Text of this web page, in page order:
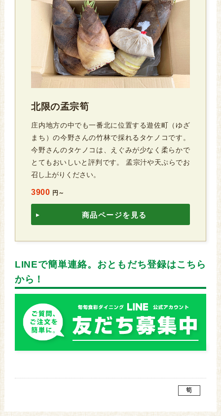
北限の孟宗筍
庄内地方の中でも一番北に位置する遊佐町（ゆざ
まち）の今野さんの竹林で採れるタケノコです。
今野さんのタケノコは、えぐみが少なく柔らかで
とてもおいしいと評判です。 孟宗汁や天ぷらでお
召し上がりください。
3900 円～
商品ページを見る
LINEで簡単連絡。おともだち登録はこちら
から！
筍